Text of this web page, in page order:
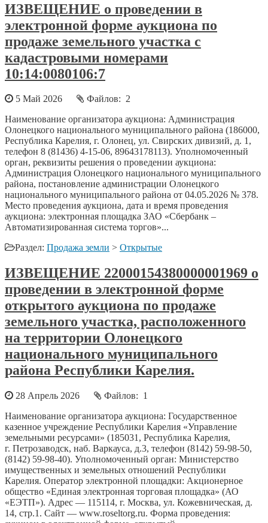
ИЗВЕЩЕНИЕ о проведении в
электронной форме аукциона по
продаже земельного участка с
кадастровыми номерами
10:14:0080106:7
5 Май 2026
Файлов: 2
Наименование организатора аукциона: Администрация
Олонецкого национального муниципального района (186000,
Республика Карелия, г. Олонец, ул. Свирских дивизий, д. 1,
телефон 8 (81436) 4-15-06, 89643178113). Уполномоченный
орган, реквизиты решения о проведении аукциона:
Администрация Олонецкого национального муниципального
района, постановление администрации Олонецкого
национального муниципального района от 04.05.2026 № 378.
Место проведения аукциона, дата и время проведения
аукциона: электронная площадка ЗАО «Сбербанк –
Автоматизированная система торгов»...
Раздел: Продажа земли > Открытые
ИЗВЕЩЕНИЕ 22000154380000001969 о
проведении в электронной форме
открытого аукциона по продаже
земельного участка, расположенного
на территории Олонецкого
национального муниципального
района Республики Карелия.
28 Апрель 2026
Файлов: 1
Наименование организатора аукциона: Государственное
казенное учреждение Республики Карелия «Управление
земельными ресурсами» (185031, Республика Карелия,
г. Петрозаводск, наб. Варкауса, д.3, телефон (8142) 59-98-50,
(8142) 59-98-40). Уполномоченный орган: Министерство
имущественных и земельных отношений Республики
Карелия. Оператор электронной площадки: Акционерное
общество «Единая электронная торговая площадка» (АО
«ЕЭТП»). Адрес — 115114, г. Москва, ул. Кожевническая, д.
14, стр.1. Сайт — www.roseltorg.ru. Форма проведения: